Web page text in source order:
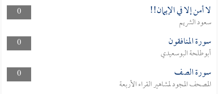
0
لا أمن إلا في الإيمان!!
سعود الشريم
0
سورة المنافقون
أبوطلحة البوسعيدي
0
سورة الصف
المصحف المجود لمشاهير القراء الأربعة